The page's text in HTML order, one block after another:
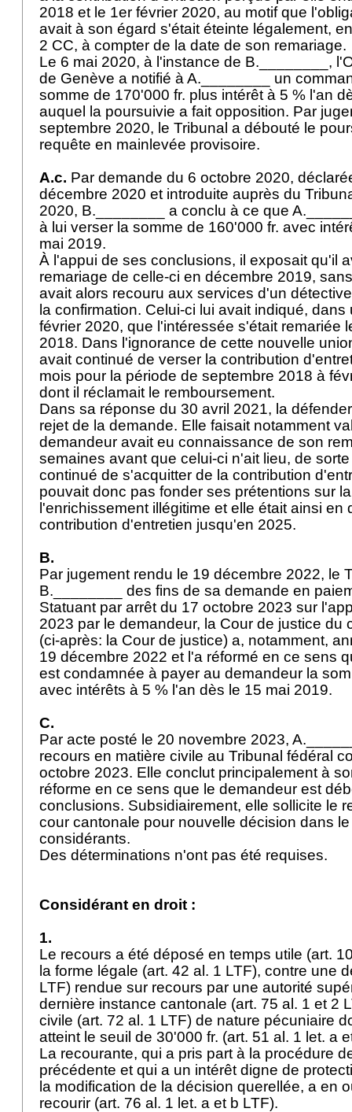
2018 et le 1er février 2020, au motif que
avait à son égard s'était éteinte légalement,
2 CC, à compter de la date de son remariage.
Le 6 mai 2020, à l'instance de B.________,
de Genève a notifié à A.________ un
somme de 170'000 fr. plus intérêt à 5 % l'an
auquel la poursuivie a fait opposition. Par
septembre 2020, le Tribunal a débouté le
requête en mainlevée provisoire.
A.c. Par demande du 6 octobre 2020,
décembre 2020 et introduite auprès du
2020, B.________ a conclu à ce que
à lui verser la somme de 160'000 fr. avec
mai 2019.
À l'appui de ses conclusions, il exposait qu'il
remariage de celle-ci en décembre 2019,
avait alors recouru aux services d'un
la confirmation. Celui-ci lui avait indiqué, dans
février 2020, que l'intéressée s'était remariée
2018. Dans l'ignorance de cette nouvelle
avait continué de verser la contribution
mois pour la période de septembre 2018 à
dont il réclamait le remboursement.
Dans sa réponse du 30 avril 2021, la
rejet de la demande. Elle faisait notamment
demandeur avait eu connaissance de son
semaines avant que celui-ci n'ait lieu, de
continué de s'acquitter de la contribution
pouvait donc pas fonder ses prétentions sur
l'enrichissement illégitime et elle était ainsi en
contribution d'entretien jusqu'en 2025.
B.
Par jugement rendu le 19 décembre 2022, le
B.________ des fins de sa demande en
Statuant par arrêt du 17 octobre 2023 sur
2023 par le demandeur, la Cour de justice du
(ci-après: la Cour de justice) a, notamment,
19 décembre 2022 et l'a réformé en ce sens
est condamnée à payer au demandeur la
avec intérêts à 5 % l'an dès le 15 mai 2019.
C.
Par acte posté le 20 novembre 2023,
recours en matière civile au Tribunal fédéral
octobre 2023. Elle conclut principalement à
réforme en ce sens que le demandeur est
conclusions. Subsidiairement, elle sollicite le
cour cantonale pour nouvelle décision dans
considérants.
Des déterminations n'ont pas été requises.
Considérant en droit :
1.
Le recours a été déposé en temps utile (art.
la forme légale (art. 42 al. 1 LTF), contre une
LTF) rendue sur recours par une autorité
dernière instance cantonale (art. 75 al. 1 et 2
civile (art. 72 al. 1 LTF) de nature pécuniaire
atteint le seuil de 30'000 fr. (art. 51 al. 1 let. a
La recourante, qui a pris part à la procédure
précédente et qui a un intérêt digne de
la modification de la décision querellée, a en
recourir (art. 76 al. 1 let. a et b LTF).